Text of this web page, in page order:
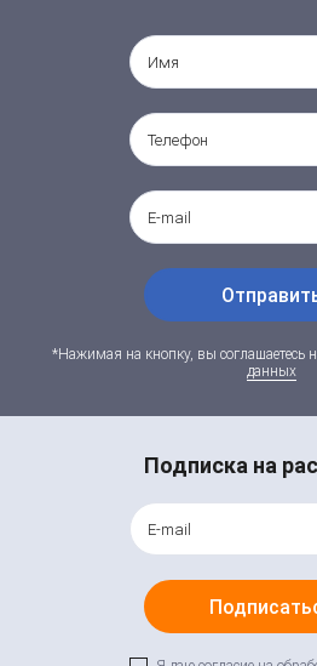
*Нажимая на кнопку, вы соглашаетесь
данных
Подписка на